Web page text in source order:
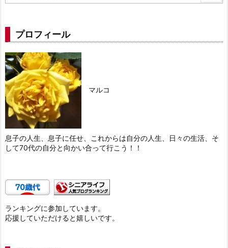
プロフィール
マルコ
息子の人生、息子に任せ、これからは自分の人生、日々の生活、そ
して70代の自分と向かい合って行こう！！
ランキングに参加しています。
応援していただけると嬉しいです。